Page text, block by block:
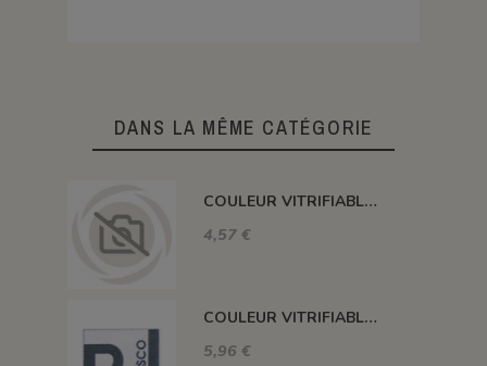
DANS LA MÊME CATÉGORIE
COULEUR VITRIFIABLE DÉCOR SANS PLOMB JAUNE VA105
4,57 €
COULEUR VITRIFIABLE DÉCOR SANS PLOMB GRIS VA116
5,96 €